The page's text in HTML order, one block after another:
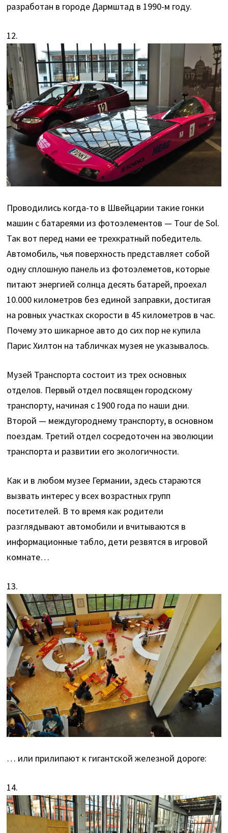
разработан в городе Дармштад в 1990-м году.
12.
Проводились когда-то в Швейцарии такие гонки
машин с батареями из фотоэлементов — Tour de Sol.
Так вот перед нами ее трехкратный победитель.
Автомобиль, чья поверхность представляет собой
одну сплошную панель из фотоэлеметов, которые
питают энергией солнца десять батарей, проехал
10.000 километров без единой заправки, достигая
на ровных участках скорости в 45 километров в час.
Почему это шикарное авто до сих пор не купила
Парис Хилтон на табличках музея не указывалось.
Музей Транспорта состоит из трех основных
отделов. Первый отдел посвящен городскому
транспорту, начиная с 1900 года по наши дни.
Второй — междугороднему транспорту, в основном
поездам. Третий отдел сосредоточен на эволюции
транспорта и развитии его экологичности.
Как и в любом музее Германии, здесь стараются
вызвать интерес у всех возрастных групп
посетителей. В то время как родители
разглядывают автомобили и вчитываются в
информационные табло, дети резвятся в игровой
комнате…
13.
… или прилипают к гигантской железной дороге:
14.